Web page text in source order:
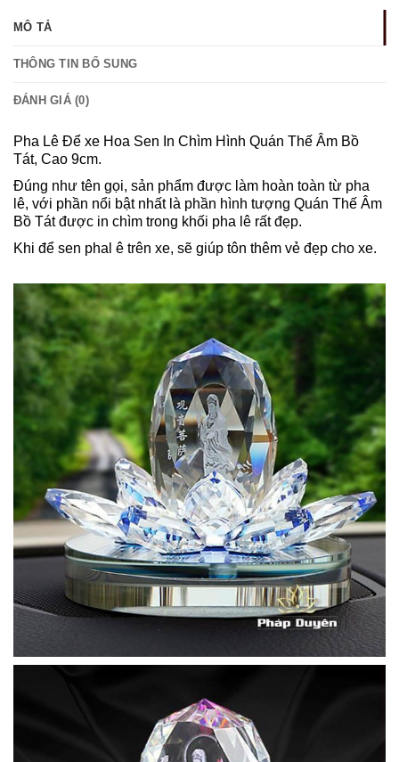
MÔ TẢ
THÔNG TIN BỔ SUNG
ĐÁNH GIÁ (0)
Pha Lê Để xe Hoa Sen In Chìm Hình Quán Thế Âm Bồ
Tát, Cao 9cm.
Đúng như tên gọi, sản phẩm được làm hoàn toàn từ pha
lê, với phần nổi bật nhất là phần hình tượng Quán Thế Âm
Bồ Tát được in chìm trong khối pha lê rất đẹp.
Khi để sen phal ê trên xe, sẽ giúp tôn thêm vẻ đẹp cho xe.